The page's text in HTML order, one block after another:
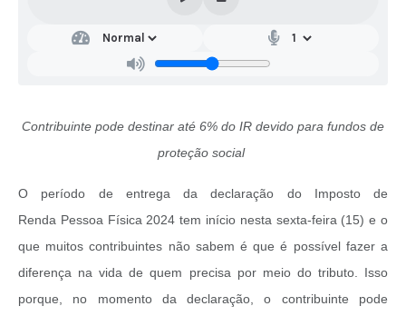
Contribuinte pode destinar até 6% do IR devido para fundos de
proteção social
O período de entrega da declaração do Imposto de
Renda Pessoa Física 2024 tem início nesta sexta-feira (15) e o
que muitos contribuintes não sabem é que é possível fazer a
diferença na vida de quem precisa por meio do tributo. Isso
porque, no momento da declaração, o contribuinte pode